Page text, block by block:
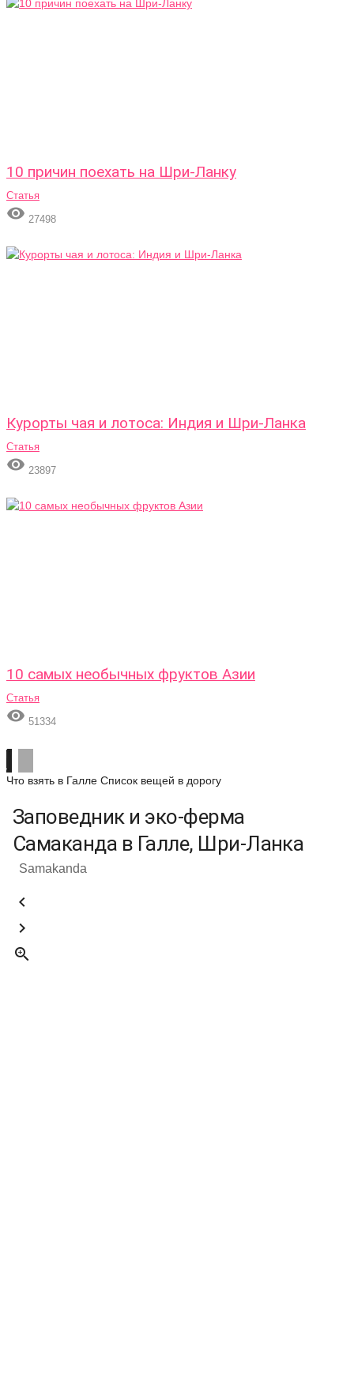
10 причин поехать на Шри-Ланку
Статья
 27498
Курорты чая и лотоса: Индия и Шри-Ланка
Статья
 23897
10 самых необычных фруктов Азии
Статья
 51334
Что взять в Галле Список вещей в дорогу
Заповедник и эко-ферма
Самаканда в Галле, Шри-Ланка
Samakanda


